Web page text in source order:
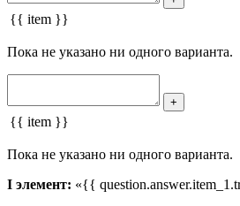
{{ item }}
Пока не указано ни одного варианта.
+
{{ item }}
Пока не указано ни одного варианта.
I элемент: «{{